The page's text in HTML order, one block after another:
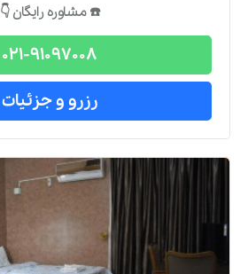
☎️ مشاوره رایگان 👇
021-91097008
رزرو و جزئیات